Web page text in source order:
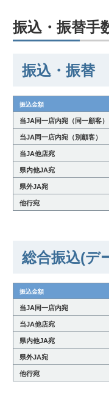
振込・振替手
振込・振替
振込金額
当JA同一店内宛（同一顧客）
当JA同一店内宛（別顧客）
当JA他店宛
県内他JA宛
県外JA宛
他行宛
総合振込(デ
振込金額
当JA同一店内宛
当JA他店宛
県内他JA宛
県外JA宛
他行宛